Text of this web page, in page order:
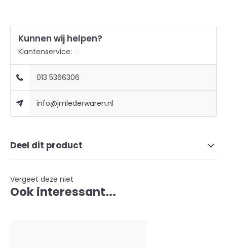
Kunnen wij helpen?
Klantenservice:
013 5366306
info@jmlederwaren.nl
Deel dit product
Vergeet deze niet
Ook interessant...